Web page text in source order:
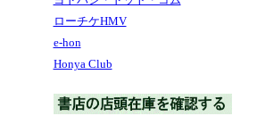
ローチケHMV
e-hon
Honya Club